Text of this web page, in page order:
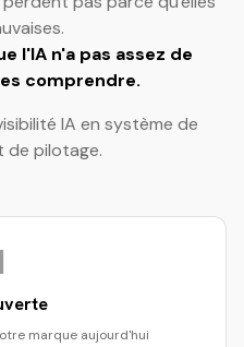
l'IA n'a pas assez de
comprendre.
IA en système de
de pilotage.
marque aujourd'hui